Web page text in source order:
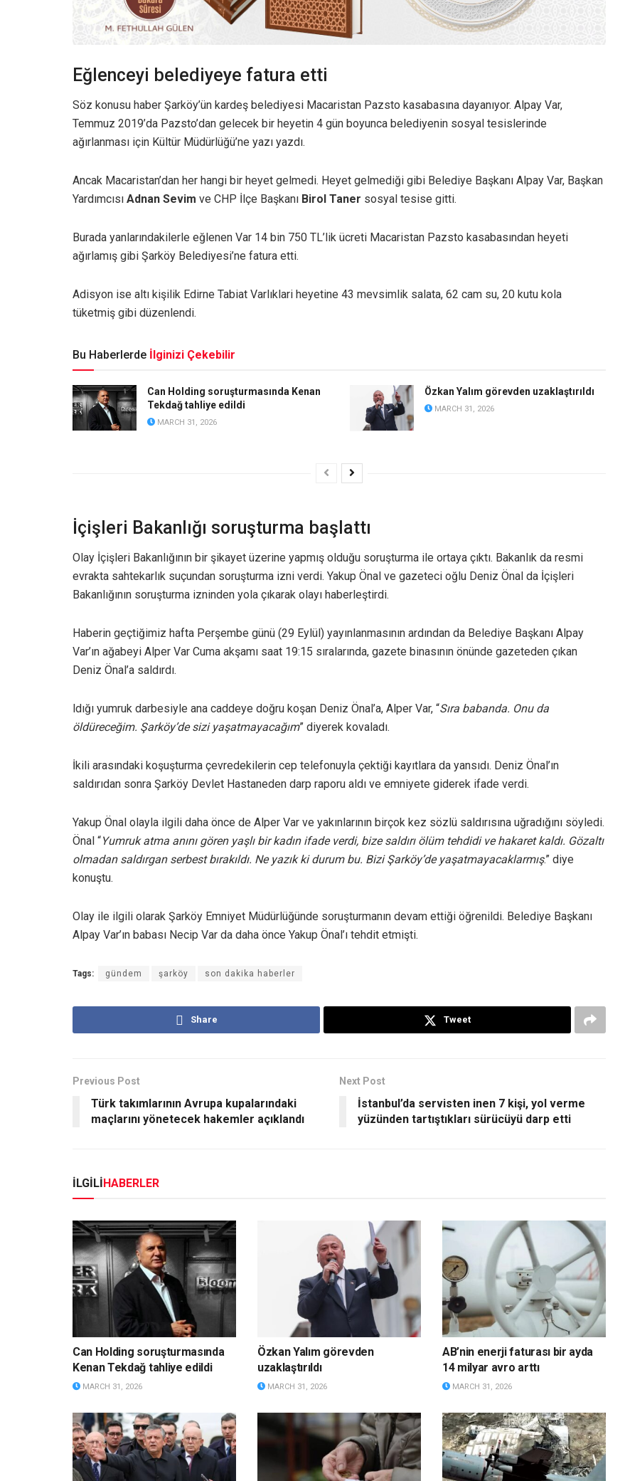
Eğlenceyi belediyeye fatura etti
Söz konusu haber Şarköy’ün kardeş belediyesi Macaristan Pazsto kasabasına dayanıyor. Alpay Var,
Temmuz 2019’da Pazsto’dan gelecek bir heyetin 4 gün boyunca belediyenin sosyal tesislerinde
ağırlanması için Kültür Müdürlüğü’ne yazı yazdı.
Ancak Macaristan’dan her hangi bir heyet gelmedi. Heyet gelmediği gibi Belediye Başkanı Alpay Var, Başkan
Yardımcısı Adnan Sevim ve CHP İlçe Başkanı Birol Taner sosyal tesise gitti.
Burada yanlarındakilerle eğlenen Var 14 bin 750 TL’lik ücreti Macaristan Pazsto kasabasından heyeti
ağırlamış gibi Şarköy Belediyesi’ne fatura etti.
Adisyon ise altı kişilik Edirne Tabiat Varlıklari heyetine 43 mevsimlik salata, 62 cam su, 20 kutu kola
tüketmiş gibi düzenlendi.
Bu Haberlerde İlginizi Çekebilir
Can Holding soruşturmasında Kenan
Tekdağ tahliye edildi
MARCH 31, 2026
Özkan Yalım görevden uzaklaştırıldı
MARCH 31, 2026
İçişleri Bakanlığı soruşturma başlattı
Olay İçişleri Bakanlığının bir şikayet üzerine yapmış olduğu soruşturma ile ortaya çıktı. Bakanlık da resmi
evrakta sahtekarlık suçundan soruşturma izni verdi. Yakup Önal ve gazeteci oğlu Deniz Önal da İçişleri
Bakanlığının soruşturma izninden yola çıkarak olayı haberleştirdi.
Haberin geçtiğimiz hafta Perşembe günü (29 Eylül) yayınlanmasının ardından da Belediye Başkanı Alpay
Var’ın ağabeyi Alper Var Cuma akşamı saat 19:15 sıralarında, gazete binasının önünde gazeteden çıkan
Deniz Önal’a saldırdı.
ldığı yumruk darbesiyle ana caddeye doğru koşan Deniz Önal’a, Alper Var, “Sıra babanda. Onu da
öldüreceğim. Şarköy’de sizi yaşatmayacağım” diyerek kovaladı.
İkili arasındaki koşuşturma çevredekilerin cep telefonuyla çektiği kayıtlara da yansıdı. Deniz Önal’ın
saldırıdan sonra Şarköy Devlet Hastaneden darp raporu aldı ve emniyete giderek ifade verdi.
Yakup Önal olayla ilgili daha önce de Alper Var ve yakınlarının birçok kez sözlü saldırısına uğradığını söyledi.
Önal “Yumruk atma anını gören yaşlı bir kadın ifade verdi, bize saldırı ölüm tehdidi ve hakaret kaldı. Gözaltı
olmadan saldırgan serbest bırakıldı. Ne yazık ki durum bu. Bizi Şarköy’de yaşatmayacaklarmış.” diye
konuştu.
Olay ile ilgili olarak Şarköy Emniyet Müdürlüğünde soruşturmanın devam ettiği öğrenildi. Belediye Başkanı
Alpay Var’ın babası Necip Var da daha önce Yakup Önal’ı tehdit etmişti.
Tags: gündem şarköy son dakika haberler
Share Tweet
Previous Post
Türk takımlarının Avrupa kupalarındaki
maçlarını yönetecek hakemler açıklandı
Next Post
İstanbul’da servisten inen 7 kişi, yol verme
yüzünden tartıştıkları sürücüyü darp etti
İLGİLİHABERLER
Can Holding soruşturmasında
Kenan Tekdağ tahliye edildi
MARCH 31, 2026
Özkan Yalım görevden
uzaklaştırıldı
MARCH 31, 2026
AB’nin enerji faturası bir ayda
14 milyar avro arttı
MARCH 31, 2026